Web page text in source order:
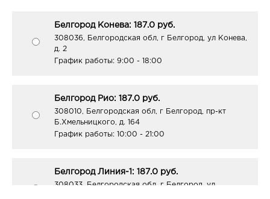
Белгород Конева: 187.0 руб.
308036, Белгородская обл, г Белгород, ул Конева,
д. 2
График работы: 9:00 - 18:00
Белгород Рио: 187.0 руб.
308010, Белгородская обл, г Белгород, пр-кт
Б.Хмельницкого, д. 164
График работы: 10:00 - 21:00
Белгород Линия-1: 187.0 руб.
308033, Белгородская обл, г Белгород, ул